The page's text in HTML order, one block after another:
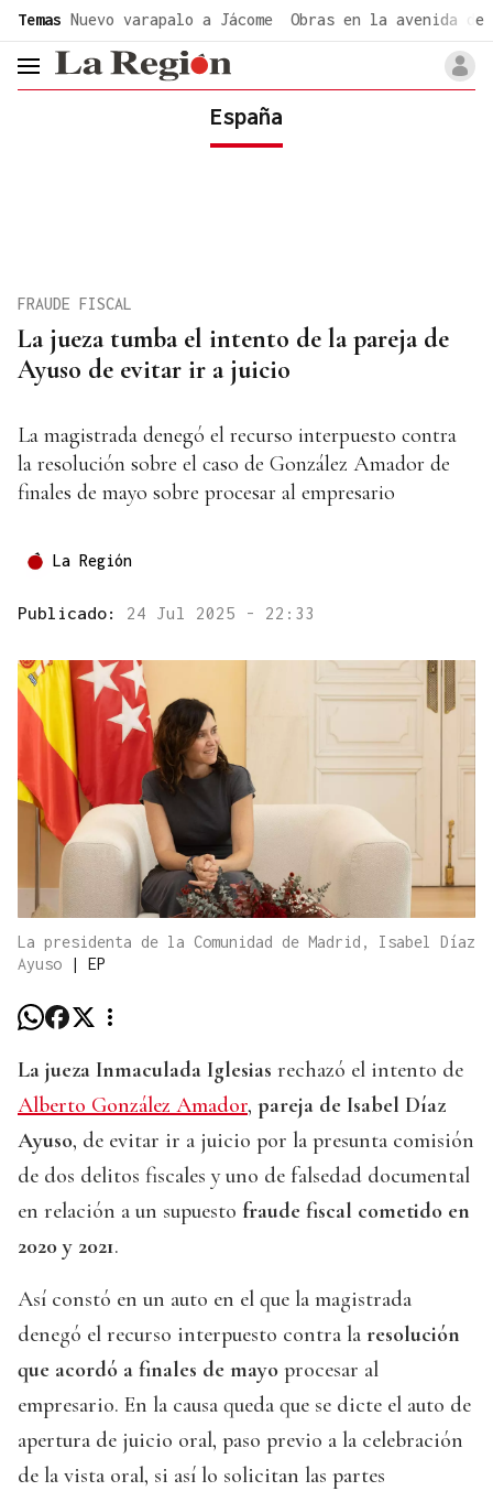
Temas Nuevo varapalo a Jácome Obras en la avenida de
header.menu.open
España
La jueza tumba el intento de la pareja de
Ayuso de evitar ir a juicio
FRAUDE FISCAL
La magistrada denegó el recurso interpuesto contra
la resolución sobre el caso de González Amador de
finales de mayo sobre procesar al empresario
La Región
Publicado: 24 Jul 2025 - 22:33
La presidenta de la Comunidad de Madrid, Isabel Díaz
Ayuso
| EP
La jueza Inmaculada Iglesias rechazó el intento de
Alberto González Amador, pareja de Isabel Díaz
Ayuso, de evitar ir a juicio por la presunta comisión
de dos delitos fiscales y uno de falsedad documental
en relación a un supuesto fraude fiscal cometido en
2020 y 2021.
Así constó en un auto en el que la magistrada
denegó el recurso interpuesto contra la resolución
que acordó a finales de mayo procesar al
empresario. En la causa queda que se dicte el auto de
apertura de juicio oral, paso previo a la celebración
de la vista oral, si así lo solicitan las partes